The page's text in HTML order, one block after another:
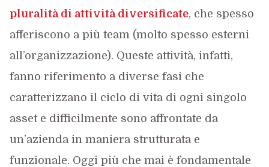
pluralità di attività diversificate, che spesso
afferiscono a più team (molto spesso esterni
all’organizzazione). Queste attività, infatti,
fanno riferimento a diverse fasi che
caratterizzano il ciclo di vita di ogni singolo
asset e difficilmente sono affrontate da
un’azienda in maniera strutturata e
funzionale. Oggi più che mai è fondamentale